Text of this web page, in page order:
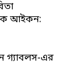
আইকন:
গ্যাবলস-এর